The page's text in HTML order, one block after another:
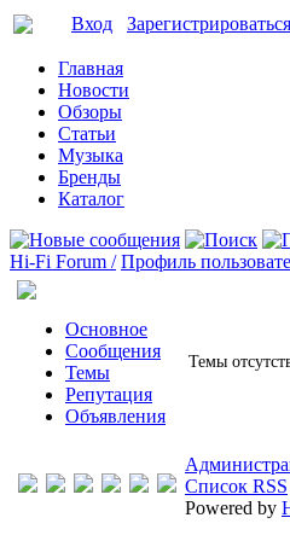
Вход Зарегистрироваться
Главная
Новости
Обзоры
Статьи
Музыка
Бренды
Каталог
Hi-Fi Forum / Профиль
Основное
Сообщения
Темы
Репутация
Объявления
Темы
Список RSS
Powered by